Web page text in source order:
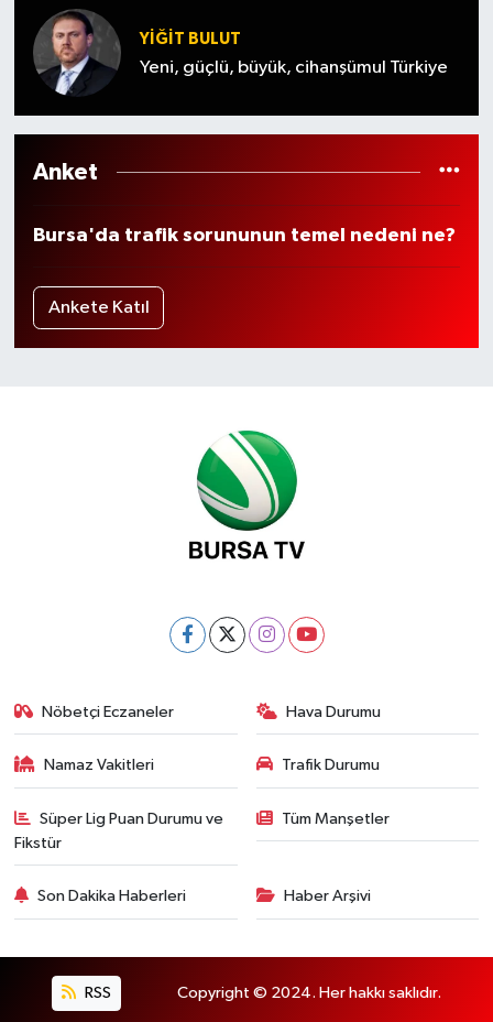
YİĞİT BULUT
Yeni, güçlü, büyük, cihanşümul Türkiye
Anket
Bursa'da trafik sorununun temel nedeni ne?
Ankete Katıl
Nöbetçi Eczaneler Hava Durumu
Namaz Vakitleri Trafik Durumu
Süper Lig Puan Durumu ve
Fikstür
Tüm Manşetler
Son Dakika Haberleri Haber Arşivi
RSS Copyright © 2024. Her hakkı saklıdır.